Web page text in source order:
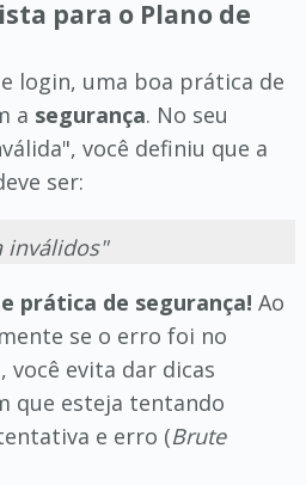
para o Plano de
login, uma boa prática de
a segurança. No seu
você definiu que a
ser:
inválidos"
prática de segurança! Ao
se o erro foi no
você evita dar dicas
que esteja tentando
e erro (Brute